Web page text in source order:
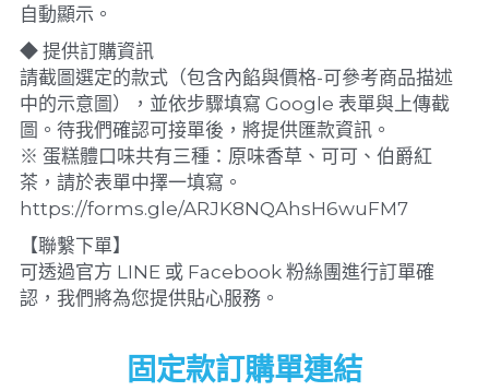
自動顯示。
◆ 提供訂購資訊
請截圖選定的款式（包含內餡與價格-可參考商品描述
中的示意圖），並依步驟填寫 Google 表單與上傳截
圖。待我們確認可接單後，將提供匯款資訊。
※ 蛋糕體口味共有三種：原味香草、可可、伯爵紅
茶，請於表單中擇一填寫。
https://forms.gle/ARJK8NQAhsH6wuFM7
【聯繫下單】
可透過官方 LINE 或 Facebook 粉絲團進行訂單確
認，我們將為您提供貼心服務。
固定款訂購單連結